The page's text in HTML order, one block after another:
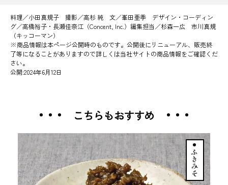
料理／小田真規子 撮影／高杉 純 文／峯田亜季 デザイン・コーディン
グ／高橋裕子・長瀬佳奈江（Concent, Inc.）編集担当／杉森一広 市川真規
（キッコーマン）
※商品情報は本ページ公開時のものです。公開後にリニューアル、販売終
了等になることがありますので詳しくは当社サイトの商品情報をご確認くだ
さい。
公開:2024年6月12日
こちらもおすすめ
ふきみそ